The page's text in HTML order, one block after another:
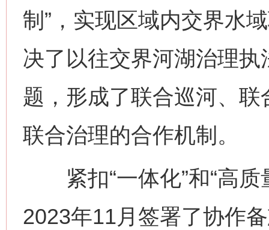
制”，实现区域内交界水
决了以往交界河湖治理
题，形成了联合巡河、
联合治理的合作机制。
紧扣“一体化”和“高质
2023年11月签署了协作
网上购药对药下症？